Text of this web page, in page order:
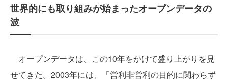
世界的にも取り組みが始まったオープンデータの
波
オープンデータは、この10年をかけて盛り上がりを見
せてきた。2003年には、「営利非営利の目的に関わらず